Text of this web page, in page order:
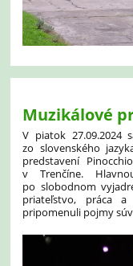
Muzikálové
V piatok 27.09.2024
zo slovenského
predstavení
v Trenčíne.
po slobodnom
priateľstvo, práca
pripomenuli pojmy